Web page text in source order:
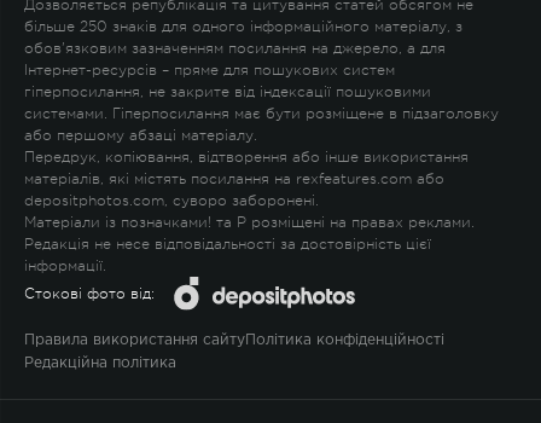
Дозволяється републікація та цитування статей обсягом не
більше 250 знаків для одного інформаційного матеріалу, з
обов'язковим зазначенням посилання на джерело, а для
Інтернет-ресурсів – пряме для пошукових систем
гіперпосилання, не закрите від індексації пошуковими
системами. Гіперпосилання має бути розміщене в підзаголовку
або першому абзаці матеріалу.
Передрук, копіювання, відтворення або інше використання
матеріалів, які містять посилання на rexfeatures.com або
depositphotos.com, суворо заборонені.
Матеріали із позначками! та P розміщені на правах реклами.
Редакція не несе відповідальності за достовірність цієї
інформації.
Стокові фото від:
Правила використання сайту Політика конфіденційності
Редакційна політика